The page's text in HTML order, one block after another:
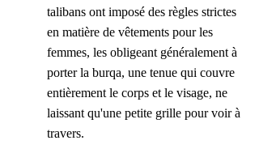
talibans ont imposé des règles strictes
en matière de vêtements pour les
femmes, les obligeant généralement à
porter la burqa, une tenue qui couvre
entièrement le corps et le visage, ne
laissant qu'une petite grille pour voir à
travers.